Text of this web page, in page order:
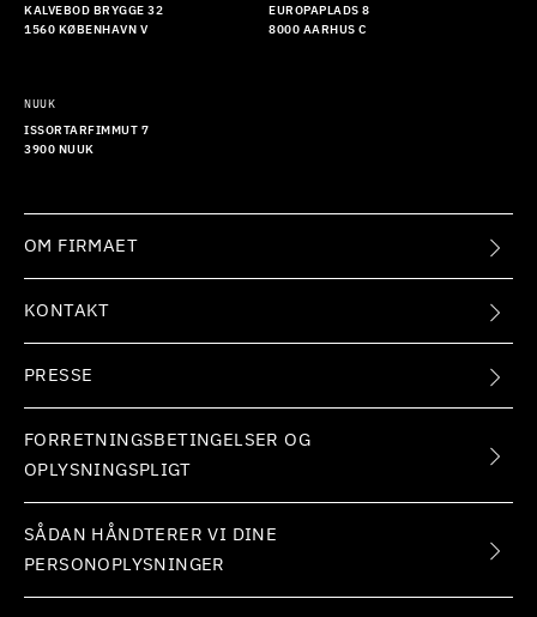
KALVEBOD BRYGGE 32
1560 KØBENHAVN V
EUROPAPLADS 8
8000 AARHUS C
NUUK
ISSORTARFIMMUT 7
3900 NUUK
OM FIRMAET
KONTAKT
PRESSE
FORRETNINGSBETINGELSER OG
OPLYSNINGSPLIGT
SÅDAN HÅNDTERER VI DINE
PERSONOPLYSNINGER